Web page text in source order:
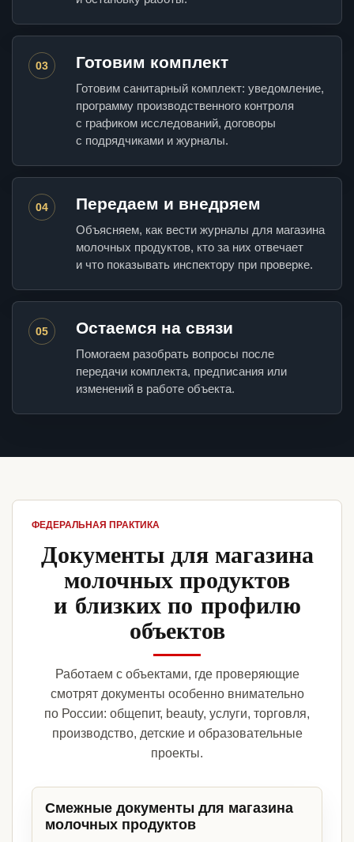
03 Готовим комплект
Готовим санитарный комплект: уведомление,
программу производственного контроля
с графиком исследований, договоры
с подрядчиками и журналы.
04 Передаем и внедряем
Объясняем, как вести журналы для магазина
молочных продуктов, кто за них отвечает
и что показывать инспектору при проверке.
05 Остаемся на связи
Помогаем разобрать вопросы после
передачи комплекта, предписания или
изменений в работе объекта.
ФЕДЕРАЛЬНАЯ ПРАКТИКА
Документы для магазина
молочных продуктов
и близких по профилю
объектов
Работаем с объектами, где проверяющие
смотрят документы особенно внимательно
по России: общепит, beauty, услуги, торговля,
производство, детские и образовательные
проекты.
Смежные документы для магазина
молочных продуктов